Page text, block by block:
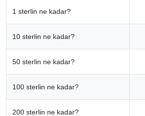
1 sterlin ne kadar?
10 sterlin ne kadar?
50 sterlin ne kadar?
100 sterlin ne kadar?
200 sterlin ne kadar?